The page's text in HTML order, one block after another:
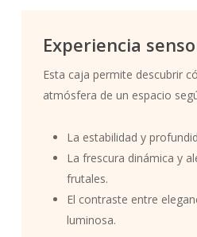
Experiencia
Esta caja permite descubrir
atmósfera de un espacio
La estabilidad y
La frescura dinámica y
frutales.
El contraste entre
luminosa.